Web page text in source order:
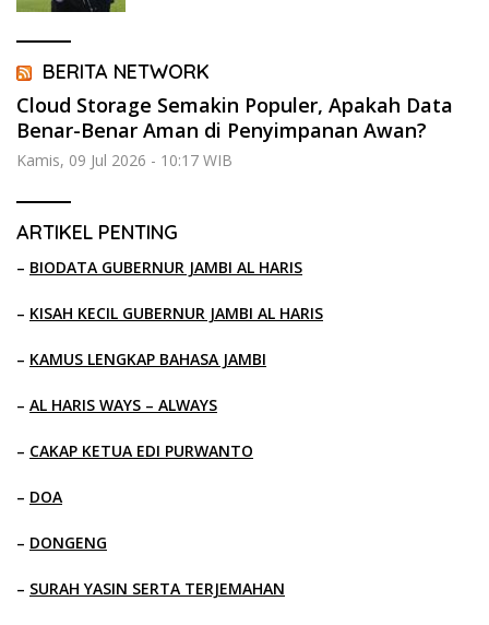
BERITA NETWORK
Cloud Storage Semakin Populer, Apakah Data
Benar-Benar Aman di Penyimpanan Awan?
Kamis, 09 Jul 2026 - 10:17 WIB
ARTIKEL PENTING
– BIODATA GUBERNUR JAMBI AL HARIS
– KISAH KECIL GUBERNUR JAMBI AL HARIS
– KAMUS LENGKAP BAHASA JAMBI
– AL HARIS WAYS – ALWAYS
– CAKAP KETUA EDI PURWANTO
– DOA
– DONGENG
– SURAH YASIN SERTA TERJEMAHAN